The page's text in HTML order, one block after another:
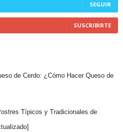
SEGUIR
SUSCRIBIRTE
de Cerdo: ¿Cómo Hacer Queso de
Típicos y Tradicionales de